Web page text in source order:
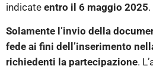
indicate entro il 6 maggio 2025.
Solamente l’invio della
fede ai fini dell’inserimento
richiedenti la partecipazione.